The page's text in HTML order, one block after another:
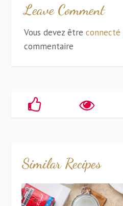
Leave Comment
Vous devez êtreconnecté
commentaire
Similar Recipes